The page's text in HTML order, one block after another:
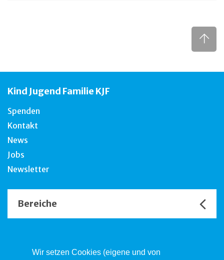
Wir setzen Cookies (eigene und von
Kind Jugend Familie KJF
Spenden
Kontakt
News
Jobs
Newsletter
Bereiche